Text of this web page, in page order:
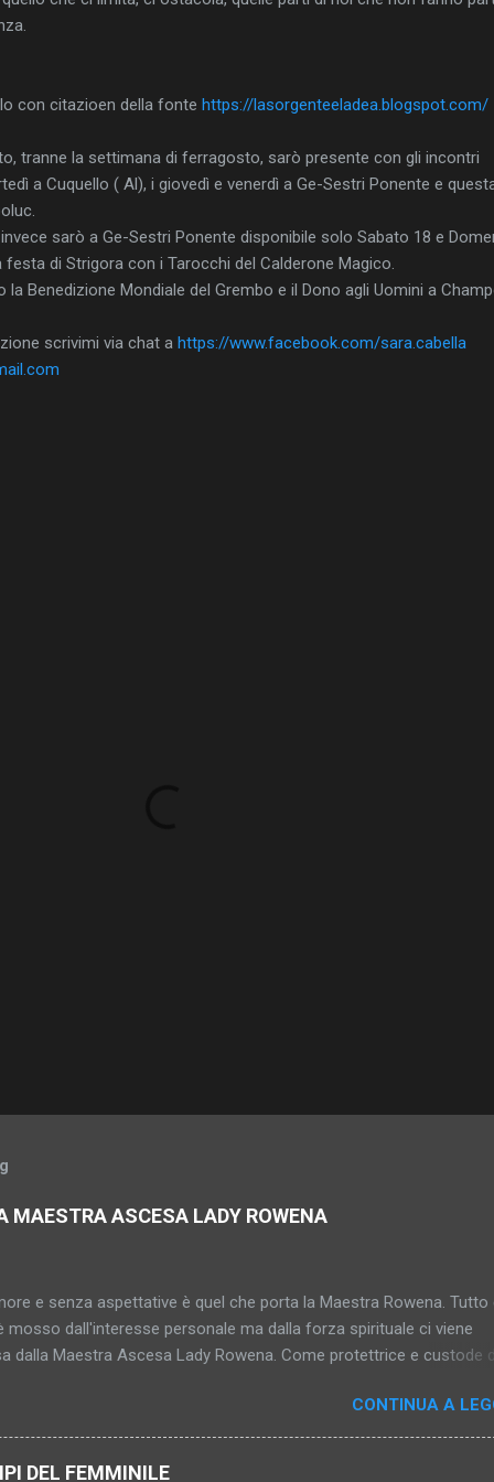
con citazioen della fonte https://lasorgenteeladea.blogspot.com/
tranne la settimana di ferragosto, sarò presente con gli incontri
a Cuquello ( Al), i giovedì e venerdì a Ge-Sestri Ponente e
sarò a Ge-Sestri Ponente disponibile solo Sabato 18 e
di Strigora con i Tarocchi del Calderone Magico.
la Benedizione Mondiale del Grembo e il Dono agli Uomini a
scrivimi via chat a https://www.facebook.com/sara.cabella
MAESTRA ASCESA LADY ROWENA
e senza aspettative è quel che porta la Maestra Rowena. Tutto
mosso dall'interesse personale ma dalla forza spirituale ci viene
dalla Maestra Ascesa Lady Rowena. Come protettrice e custode
di grazia e di fiducia. Lady Rowena è la Signora del Terzo
Raggio Dorato del Maestro Veneziano, Lady Rowena
È responsabile di portare alle persone Amore puro, intelligenza,
CONTINUA A
DEL FEMMINILE